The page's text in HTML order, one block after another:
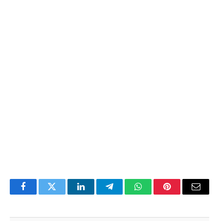
FacebookTwitter LinkedInTelegramWhatsAppPinterestEmail